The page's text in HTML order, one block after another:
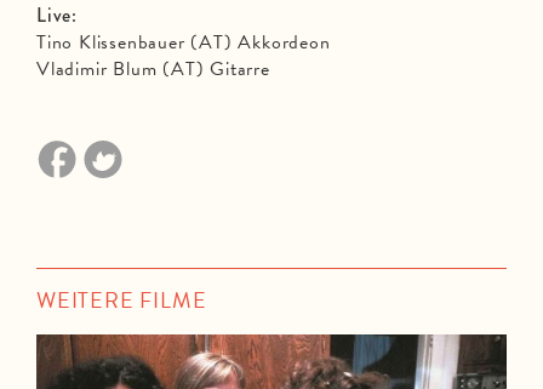
Live:
Tino Klissenbauer (AT) Akkordeon
Vladimir Blum (AT) Gitarre
WEITERE FILME